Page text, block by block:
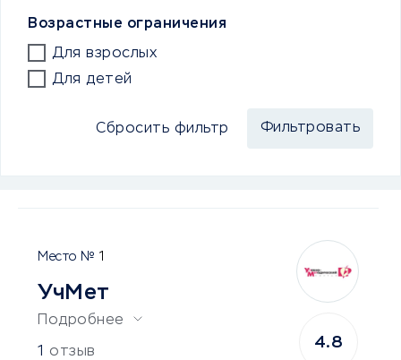
Возрастные ограничения
Для взрослых
Для детей
Сбросить фильтр
1
УчМет
Подробнее
1 отзыв
4.8